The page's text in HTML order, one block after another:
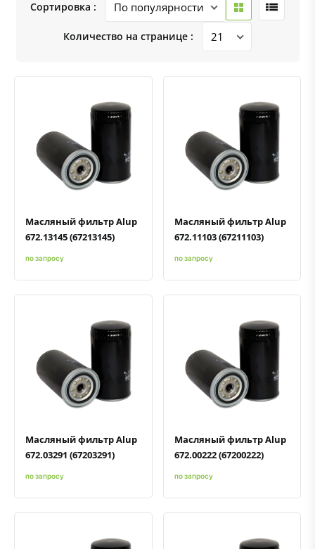
Сортировка :
Количество на странице :
Быстрый просмотрДобавить к сравнению
Добавить в избранное
Масляный фильтр Alup
672.13145 (67213145)
по запросу
Быстрый просмотрДобавить к сравнению
Добавить в избранное
Масляный фильтр Alup
672.11103 (67211103)
по запросу
Быстрый просмотрДобавить к сравнению
Добавить в избранное
Масляный фильтр Alup
672.03291 (67203291)
по запросу
Быстрый просмотрДобавить к сравнению
Добавить в избранное
Масляный фильтр Alup
672.00222 (67200222)
по запросу